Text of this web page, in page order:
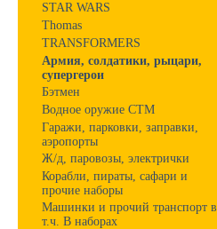
STAR WARS
Thomas
TRANSFORMERS
Армия, солдатики, рыцари,
супергерои
Бэтмен
Водное оружие СТМ
Гаражи, парковки, заправки,
аэропорты
Ж/д, паровозы, электрички
Корабли, пираты, сафари и
прочие наборы
Машинки и прочий транспорт в
т.ч. В наборах